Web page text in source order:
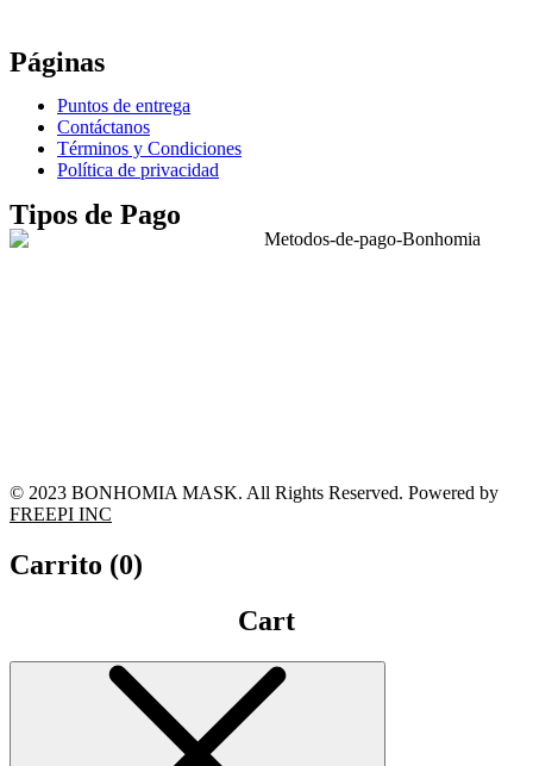
Páginas
Puntos de entrega
Contáctanos
Términos y Condiciones
Política de privacidad
Tipos de Pago
© 2023 BONHOMIA MASK. All Rights Reserved. Powered by
FREEPI INC
Carrito (0)
Cart